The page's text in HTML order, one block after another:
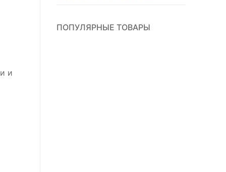
и
ПОПУЛЯРНЫЕ ТОВАРЫ